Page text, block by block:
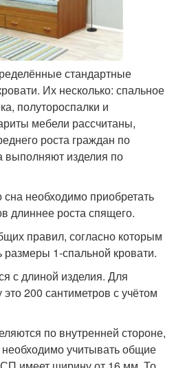
стандартные
Их несколько: спальное
полутороспалки и
мебели рассчитаны,
роста граждан по
выполняют изделия по
необходимо приобретать
длиннее роста спящего.
правил, согласно которым
1-спальной кровати.
с длиной изделия. Для
200 сантиметров с учётом
по внутренней стороне,
учитывать общие